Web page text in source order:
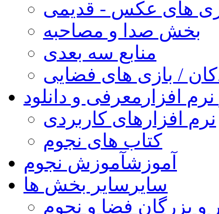
های عکس - قدیمی
بخش صدا و مصاحبه
منابع سه بعدی
/ بازی های فضایی
افزار معرفی و دانلود
نرم افزارهای کاربردی
کتاب های نجوم
آموزشآموزش نجوم
سایر سایر بخش ها
و بزرگان فضا و نجوم